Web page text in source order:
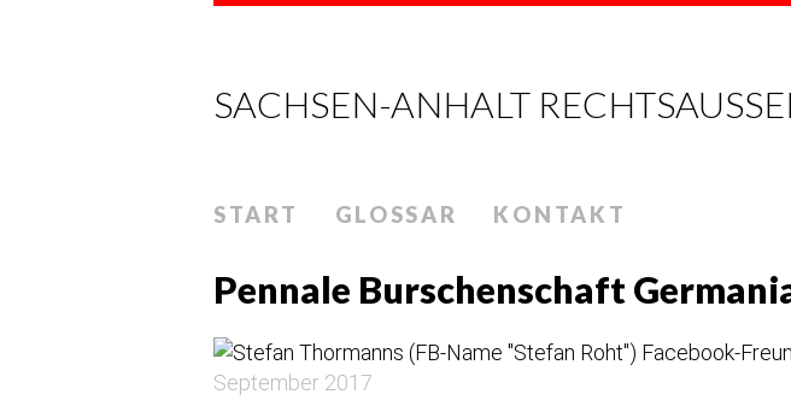
SACHSEN-ANHALT
START GLOSSAR KONTAKT
Pennale Burschenschaft
September 2017